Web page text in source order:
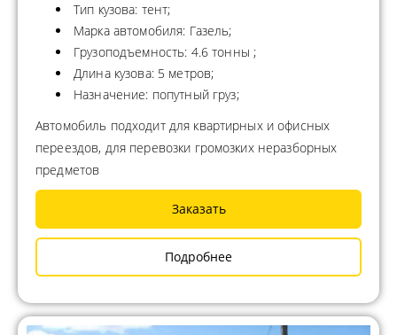
Тип кузова: тент;
Марка автомобиля: Газель;
Грузоподъемность: 4.6 тонны ;
Длина кузова: 5 метров;
Назначение: попутный груз;
Автомобиль подходит для квартирных и офисных
переездов, для перевозки громозких неразборных
предметов
Заказать
Подробнее